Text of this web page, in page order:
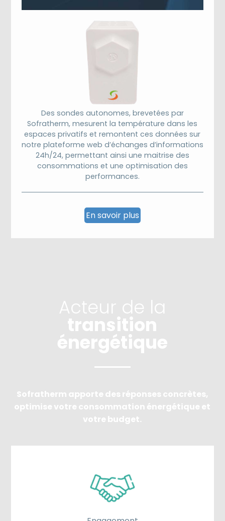
Des sondes autonomes, brevetées par
Sofratherm, mesurent la température dans les
espaces privatifs et remontent ces données sur
notre plateforme web d’échanges d’informations
24h/24, permettant ainsi une maitrise des
consommations et une optimisation des
performances.
En savoir plus
Acteur de la
transition
énergétique
Sofratherm apporte des réponses concrètes,
optimise votre consommation énergétique et
votre budget.